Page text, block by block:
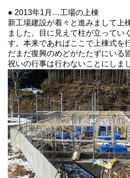
● 2013年1月…工場の上棟
新工場建設が着々と進みまして上
ました。目に見えて柱が立ってい
す。本来であればここで上棟式を
だまだ復興のめどがたたずにいる
祝いの行事は行わないことにしま